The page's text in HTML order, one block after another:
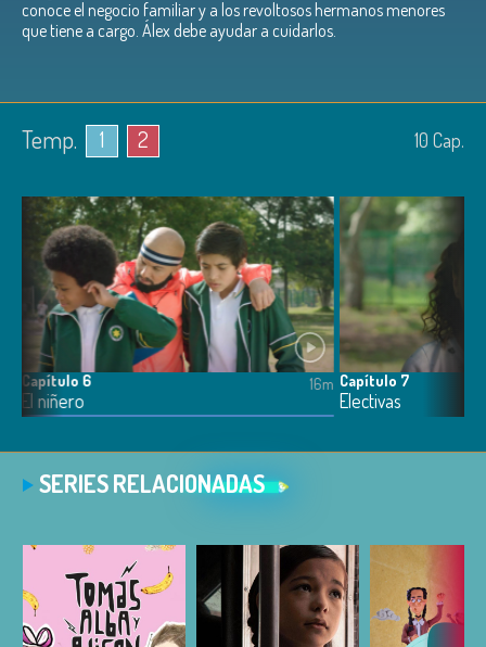
conoce el negocio familiar y a los revoltosos hermanos menores
que tiene a cargo. Álex debe ayudar a cuidarlos.
Temp. 1 2 10 Cap.
Capítulo 6
El niñero
16m Capítulo 7
Electivas
SERIES RELACIONADAS